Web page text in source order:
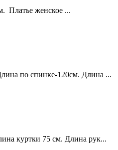
Платье женское ...
по спинке-120см. Длина ...
куртки 75 см. Длина рук...